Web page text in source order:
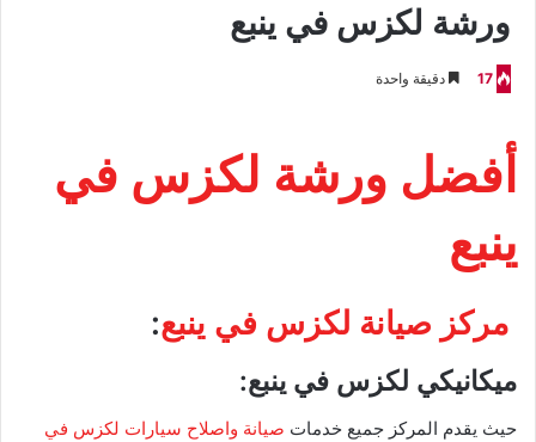
ورشة لكزس في ينبع
17 دقيقة واحدة
أفضل ورشة لكزس في
ينبع
مركز صيانة لكزس في ينبع:
ميكانيكي لكزس في ينبع:
حيث يقدم المركز جميع خدمات صيانة واصلاح سيارات لكزس في